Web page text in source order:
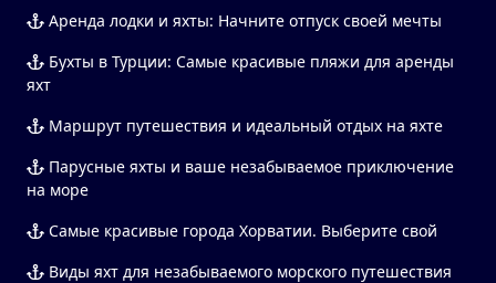
Аренда лодки и яхты: Начните отпуск своей мечты
Бухты в Турции: Самые красивые пляжи для аренды
яхт
Маршрут путешествия и идеальный отдых на яхте
Парусные яхты и ваше незабываемое приключение
на море
Самые красивые города Хорватии. Выберите свой
Виды яхт для незабываемого морского путешествия